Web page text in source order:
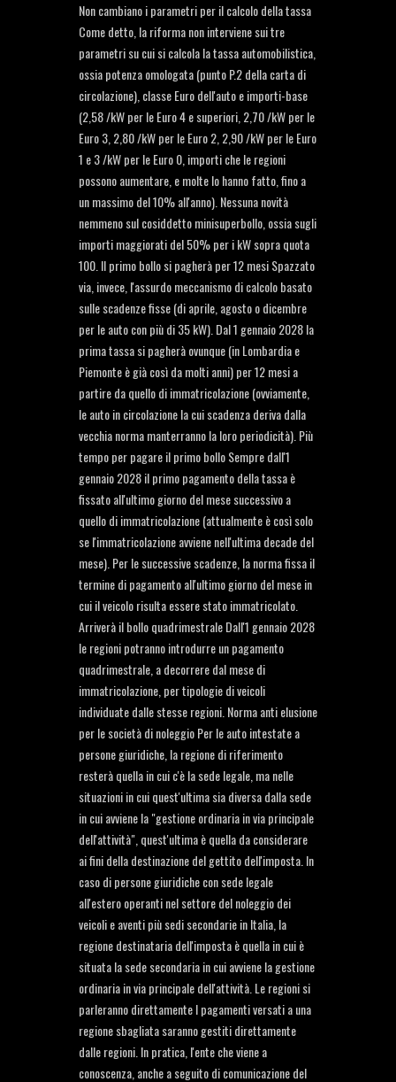
Non cambiano i parametri per il calcolo della tassa
Come detto, la riforma non interviene sui tre
parametri su cui si calcola la tassa automobilistica,
ossia potenza omologata (punto P.2 della carta di
circolazione), classe Euro dell'auto e importi-base
(2,58 /kW per le Euro 4 e superiori, 2,70 /kW per le
Euro 3, 2,80 /kW per le Euro 2, 2,90 /kW per le Euro
1 e 3 /kW per le Euro 0, importi che le regioni
possono aumentare, e molte lo hanno fatto, fino a
un massimo del 10% all'anno). Nessuna novità
nemmeno sul cosiddetto minisuperbollo, ossia sugli
importi maggiorati del 50% per i kW sopra quota
100. Il primo bollo si pagherà per 12 mesi Spazzato
via, invece, l'assurdo meccanismo di calcolo basato
sulle scadenze fisse (di aprile, agosto o dicembre
per le auto con più di 35 kW). Dal 1 gennaio 2028 la
prima tassa si pagherà ovunque (in Lombardia e
Piemonte è già così da molti anni) per 12 mesi a
partire da quello di immatricolazione (ovviamente,
le auto in circolazione la cui scadenza deriva dalla
vecchia norma manterranno la loro periodicità). Più
tempo per pagare il primo bollo Sempre dall'1
gennaio 2028 il primo pagamento della tassa è
fissato all'ultimo giorno del mese successivo a
quello di immatricolazione (attualmente è così solo
se l'immatricolazione avviene nell'ultima decade del
mese). Per le successive scadenze, la norma fissa il
termine di pagamento all'ultimo giorno del mese in
cui il veicolo risulta essere stato immatricolato.
Arriverà il bollo quadrimestrale Dall'1 gennaio 2028
le regioni potranno introdurre un pagamento
quadrimestrale, a decorrere dal mese di
immatricolazione, per tipologie di veicoli
individuate dalle stesse regioni. Norma anti elusione
per le società di noleggio Per le auto intestate a
persone giuridiche, la regione di riferimento
resterà quella in cui c'è la sede legale, ma nelle
situazioni in cui quest'ultima sia diversa dalla sede
in cui avviene la "gestione ordinaria in via principale
dell'attività", quest'ultima è quella da considerare
ai fini della destinazione del gettito dell'imposta. In
caso di persone giuridiche con sede legale
all'estero operanti nel settore del noleggio dei
veicoli e aventi più sedi secondarie in Italia, la
regione destinataria dell'imposta è quella in cui è
situata la sede secondaria in cui avviene la gestione
ordinaria in via principale dell'attività. Le regioni si
parleranno direttamente I pagamenti versati a una
regione sbagliata saranno gestiti direttamente
dalle regioni. In pratica, l'ente che viene a
conoscenza, anche a seguito di comunicazione del